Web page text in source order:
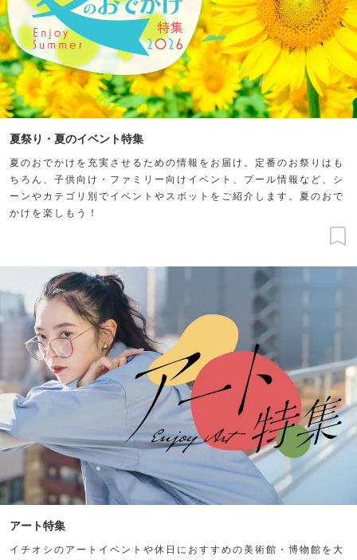
夏祭り・夏のイベント特集
夏のおでかけを充実させるための情報をお届け。定番のお祭りはも
ちろん、子供向け・ファミリー向けイベント、プール情報など、シ
ーンやカテゴリ別でイベントやスポットをご紹介します。夏のおで
かけを楽しもう！
アート特集
イチオシのアートイベントや休日におすすめの美術館・博物館を大